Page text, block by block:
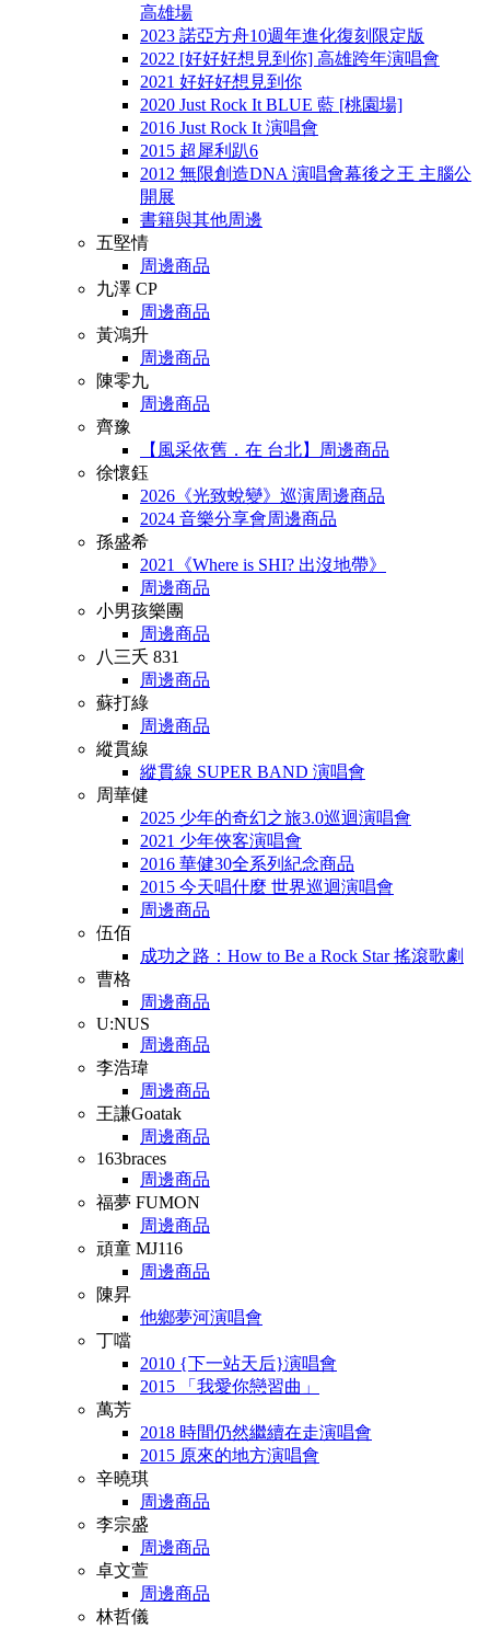
高雄場
2023 諾亞方舟10週年進化復刻限定版
2022 [好好好想見到你] 高雄跨年演唱會
2021 好好好想見到你
2020 Just Rock It BLUE 藍 [桃園場]
2016 Just Rock It 演唱會
2015 超犀利趴6
2012 無限創造DNA 演唱會幕後之王 主腦公
開展
書籍與其他周邊
五堅情
周邊商品
九澤 CP
周邊商品
黃鴻升
周邊商品
陳零九
周邊商品
齊豫
【風采依舊．在 台北】周邊商品
徐懷鈺
2026《光致蛻變》巡演周邊商品
2024 音樂分享會周邊商品
孫盛希
2021《Where is SHI? 出沒地帶》
周邊商品
小男孩樂團
周邊商品
八三夭 831
周邊商品
蘇打綠
周邊商品
縱貫線
縱貫線 SUPER BAND 演唱會
周華健
2025 少年的奇幻之旅3.0巡迴演唱會
2021 少年俠客演唱會
2016 華健30全系列紀念商品
2015 今天唱什麼 世界巡迴演唱會
周邊商品
伍佰
成功之路：How to Be a Rock Star 搖滾歌劇
曹格
周邊商品
U:NUS
周邊商品
李浩瑋
周邊商品
王謙Goatak
周邊商品
163braces
周邊商品
福夢 FUMON
周邊商品
頑童 MJ116
周邊商品
陳昇
他鄉夢河演唱會
丁噹
2010 {下一站天后}演唱會
2015 「我愛你戀習曲」
萬芳
2018 時間仍然繼續在走演唱會
2015 原來的地方演唱會
辛曉琪
周邊商品
李宗盛
周邊商品
卓文萱
周邊商品
林哲儀